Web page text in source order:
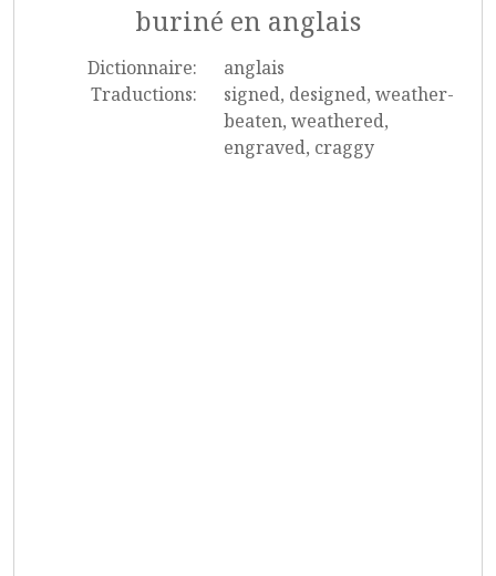
buriné en anglais
Dictionnaire:
anglais
Traductions:
signed, designed, weather-
beaten, weathered,
engraved, craggy